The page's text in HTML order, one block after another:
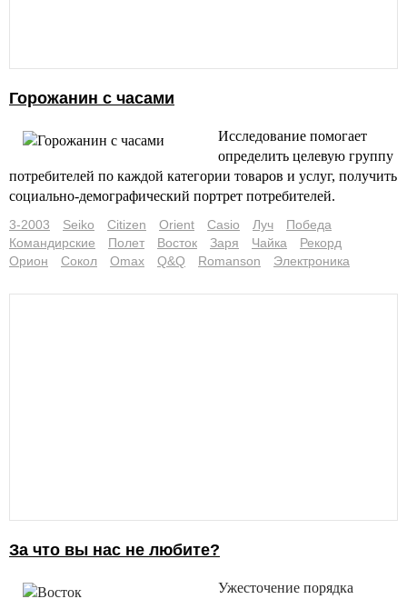
Горожанин с часами
Исследование помогает
определить целевую группу
потребителей по каждой категории товаров и услуг, получить
социально-демографический портрет потребителей.
3-2003 Seiko Citizen Orient Casio Луч
Победа
Командирские
Полет Восток Заря Чайка
Рекорд
Орион
Сокол Omax Q&Q Romanson Электроника
За что вы нас не любите?
Ужесточение порядка